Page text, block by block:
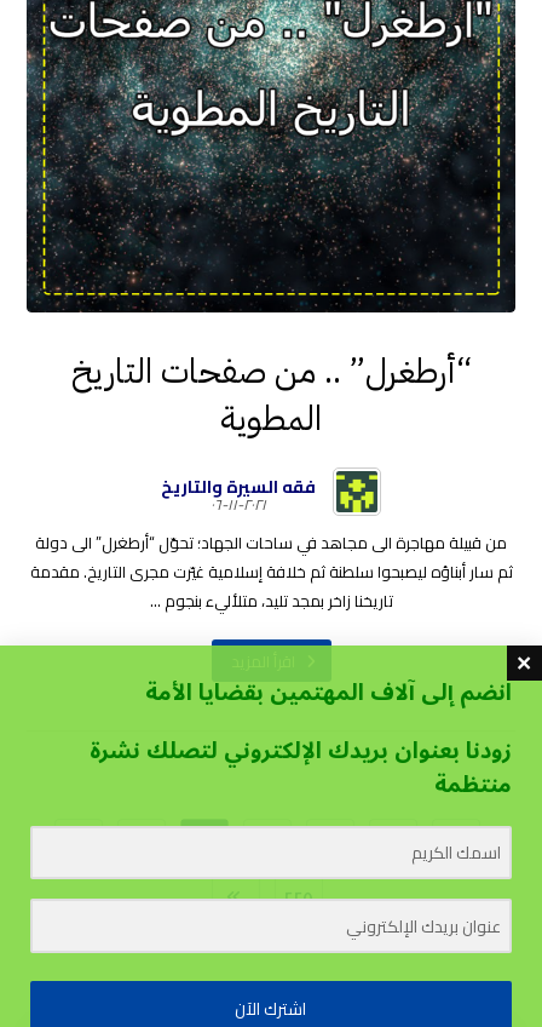
“أرطغرل” .. من صفحات التاريخ
المطوية
فقه السيرة والتاريخ
٢٠٢١-١١-٠٦
من قبيلة مهاجرة الى مجاهد في ساحات الجهاد؛ تحوّل “أرطغرل” الى دولة
ثم سار أبناؤه ليصبحوا سلطنة ثم خلافة إسلامية غيّرت مجرى التاريخ. مقدمة
تاريخنا زاخر بمجد تليد، متلأليء بنجوم ...
٢٢٥
انضم إلى آلاف المهتمين بقضايا الأمة
زودنا بعنوان بريدك الإلكتروني لتصلك نشرة
منتظمة
اشترك الآن